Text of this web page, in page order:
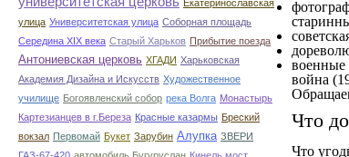
Екатеринославская
улица Университетская улица Соборная площадь
Середина XIX века Старый Харьков Прибытие поезда
Антониевская церковь ХГАДИ Харьковская
Академия Дизайна и Искусств Художественное
училище Богоявленский собор река Волга Монастырь
Картезианцев в г.Береза Красные казармы Бреский
вокзал Первомай Букет Зарубин Алупка ЗВЕРИ
военные
война
Что
Что